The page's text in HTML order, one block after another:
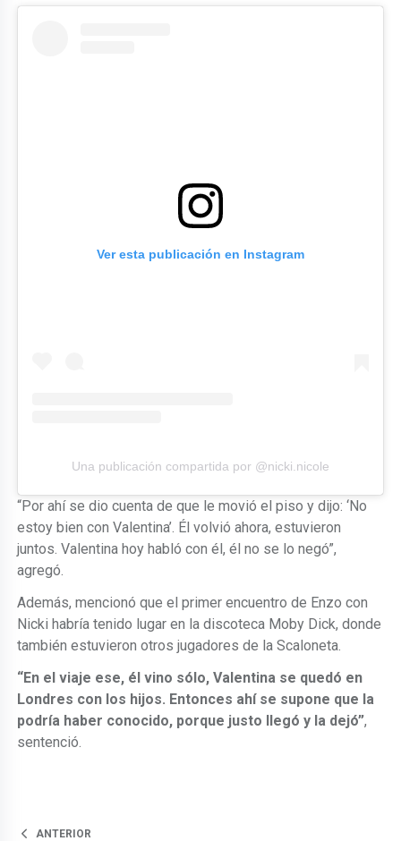
Ver esta publicación en Instagram
Una publicación compartida por @nicki.nicole
“Por ahí se dio cuenta de que le movió el piso y dijo: ‘No
estoy bien con Valentina’. Él volvió ahora, estuvieron
juntos. Valentina hoy habló con él, él no se lo negó”,
agregó.
Además, mencionó que el primer encuentro de Enzo con
Nicki habría tenido lugar en la discoteca Moby Dick, donde
también estuvieron otros jugadores de la Scaloneta.
“En el viaje ese, él vino sólo, Valentina se quedó en
Londres con los hijos. Entonces ahí se supone que la
podría haber conocido, porque justo llegó y la dejó”,
sentenció.
ANTERIOR